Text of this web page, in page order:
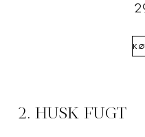
2. HUSK FUGT